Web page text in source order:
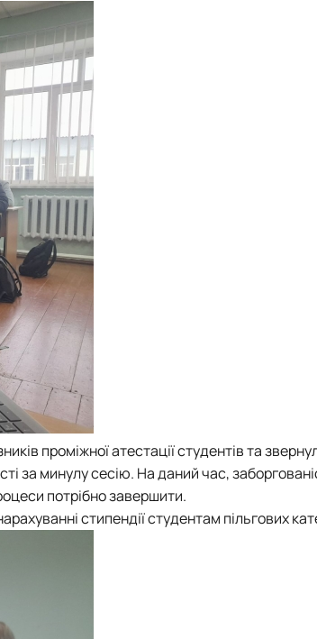
проміжної атестації студентів та
за минулу сесію. На даний час,
потрібно завершити.
стипендії студентам пільгових